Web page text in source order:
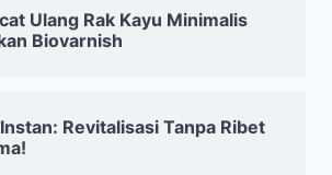
Ulang Rak Kayu Minimalis
Biovarnish
Revitalisasi Tanpa Ribet